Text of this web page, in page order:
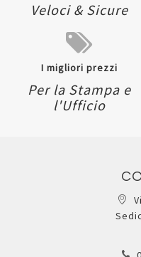
Veloci & Sicure
I migliori prezzi
Per la Stampa e
l'Ufficio